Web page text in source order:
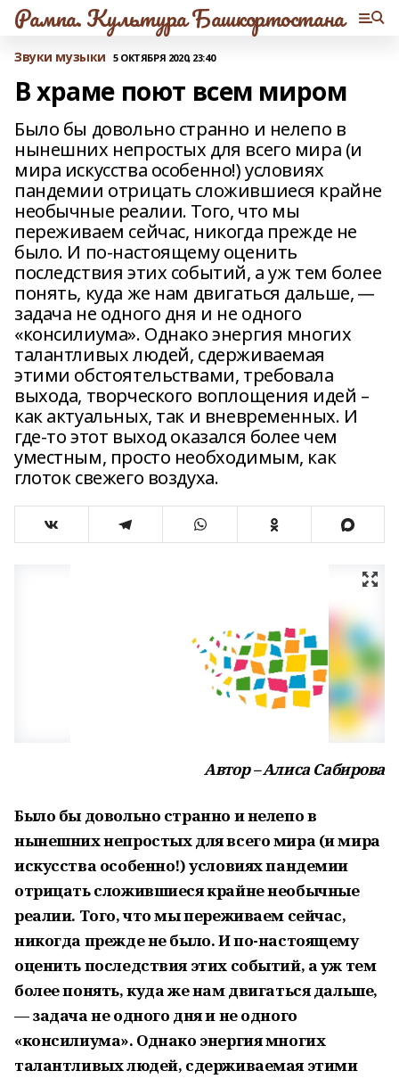
Рампа. Культура Башкортостана
Звуки музыки 5 ОКТЯБРЯ 2020, 23:40
В храме поют всем миром
Было бы довольно странно и нелепо в
нынешних непростых для всего мира (и
мира искусства особенно!) условиях
пандемии отрицать сложившиеся крайне
необычные реалии. Того, что мы
переживаем сейчас, никогда прежде не
было. И по-настоящему оценить
последствия этих событий, а уж тем более
понять, куда же нам двигаться дальше, —
задача не одного дня и не одного
«консилиума». Однако энергия многих
талантливых людей, сдерживаемая
этими обстоятельствами, требовала
выхода, творческого воплощения идей –
как актуальных, так и вневременных. И
где-то этот выход оказался более чем
уместным, просто необходимым, как
глоток свежего воздуха.
Автор – Алиса Сабирова
Было бы довольно странно и нелепо в
нынешних непростых для всего мира (и мира
искусства особенно!) условиях пандемии
отрицать сложившиеся крайне необычные
реалии. Того, что мы переживаем сейчас,
никогда прежде не было. И по-настоящему
оценить последствия этих событий, а уж тем
более понять, куда же нам двигаться дальше,
— задача не одного дня и не одного
«консилиума». Однако энергия многих
талантливых людей, сдерживаемая этими